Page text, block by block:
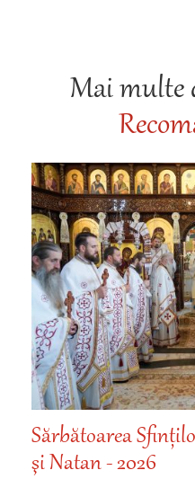
Mai multe
Sărbătoarea
şi Natan - 2026